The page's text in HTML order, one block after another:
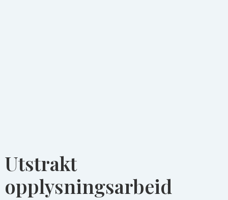
Utstrakt
opplysningsarbeid